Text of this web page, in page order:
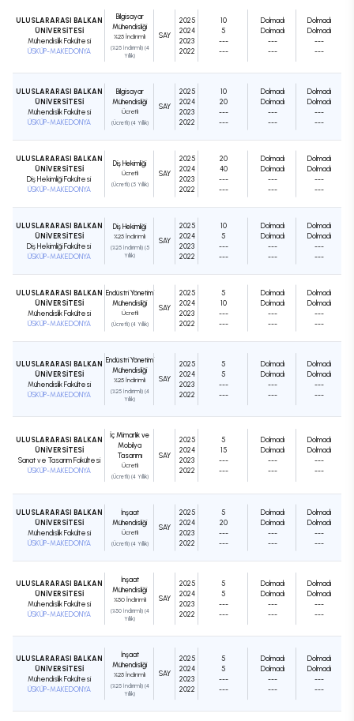
ULUSLARARASI BALKAN
ÜNİVERSİTESİ
Mühendislik Fakültesi
ÜSKÜP-MAKEDONYA
Bilgisayar
Mühendisliği
%25 İndirimli
(%25 İndirimli) (4
Yıllık)
SAY
2025
2024
2023
2022
10
5
---
---
Dolmadı
Dolmadı
---
---
Dolmadı
Dolmadı
---
---
ULUSLARARASI BALKAN
ÜNİVERSİTESİ
Mühendislik Fakültesi
ÜSKÜP-MAKEDONYA
Bilgisayar
Mühendisliği
Ücretli
(Ücretli) (4 Yıllık)
SAY
2025
2024
2023
2022
10
20
---
---
Dolmadı
Dolmadı
---
---
Dolmadı
Dolmadı
---
---
ULUSLARARASI BALKAN
ÜNİVERSİTESİ
Diş Hekimliği Fakültesi
ÜSKÜP-MAKEDONYA
Diş Hekimliği
Ücretli
(Ücretli) (5 Yıllık)
SAY
2025
2024
2023
2022
20
40
---
---
Dolmadı
Dolmadı
---
---
Dolmadı
Dolmadı
---
---
ULUSLARARASI BALKAN
ÜNİVERSİTESİ
Diş Hekimliği Fakültesi
ÜSKÜP-MAKEDONYA
Diş Hekimliği
%25 İndirimli
(%25 İndirimli) (5
Yıllık)
SAY
2025
2024
2023
2022
10
5
---
---
Dolmadı
Dolmadı
---
---
Dolmadı
Dolmadı
---
---
ULUSLARARASI BALKAN
ÜNİVERSİTESİ
Mühendislik Fakültesi
ÜSKÜP-MAKEDONYA
Endüstri Yönetimi
Mühendisliği
Ücretli
(Ücretli) (4 Yıllık)
SAY
2025
2024
2023
2022
5
10
---
---
Dolmadı
Dolmadı
---
---
Dolmadı
Dolmadı
---
---
ULUSLARARASI BALKAN
ÜNİVERSİTESİ
Mühendislik Fakültesi
ÜSKÜP-MAKEDONYA
Endüstri Yönetimi
Mühendisliği
%25 İndirimli
(%25 İndirimli) (4
Yıllık)
SAY
2025
2024
2023
2022
5
5
---
---
Dolmadı
Dolmadı
---
---
Dolmadı
Dolmadı
---
---
ULUSLARARASI BALKAN
ÜNİVERSİTESİ
Sanat ve Tasarım Fakültesi
ÜSKÜP-MAKEDONYA
İç Mimarlık ve
Mobilya
Tasarımı
Ücretli
(Ücretli) (4 Yıllık)
SAY
2025
2024
2023
2022
5
15
---
---
Dolmadı
Dolmadı
---
---
Dolmadı
Dolmadı
---
---
ULUSLARARASI BALKAN
ÜNİVERSİTESİ
Mühendislik Fakültesi
ÜSKÜP-MAKEDONYA
İnşaat
Mühendisliği
Ücretli
(Ücretli) (4 Yıllık)
SAY
2025
2024
2023
2022
5
20
---
---
Dolmadı
Dolmadı
---
---
Dolmadı
Dolmadı
---
---
ULUSLARARASI BALKAN
ÜNİVERSİTESİ
Mühendislik Fakültesi
ÜSKÜP-MAKEDONYA
İnşaat
Mühendisliği
%50 İndirimli
(%50 İndirimli) (4
Yıllık)
SAY
2025
2024
2023
2022
5
5
---
---
Dolmadı
Dolmadı
---
---
Dolmadı
Dolmadı
---
---
ULUSLARARASI BALKAN
ÜNİVERSİTESİ
Mühendislik Fakültesi
ÜSKÜP-MAKEDONYA
İnşaat
Mühendisliği
%25 İndirimli
(%25 İndirimli) (4
Yıllık)
SAY
2025
2024
2023
2022
5
5
---
---
Dolmadı
Dolmadı
---
---
Dolmadı
Dolmadı
---
---